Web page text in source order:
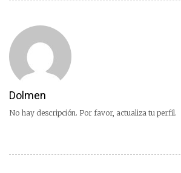
Dolmen
No hay descripción. Por favor, actualiza tu perfil.